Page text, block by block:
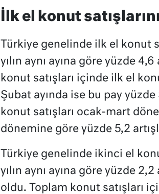
İlk el konut
Türkiye genelinde ilk el konut
yılın aynı ayına göre yüzde
konut satışları içinde ilk el
Şubat ayında ise bu pay
konut satışları ocak-mart
dönemine göre yüzde 5,2
Türkiye genelinde ikinci el
yılın aynı ayına göre yüzde
oldu. Toplam konut satışları